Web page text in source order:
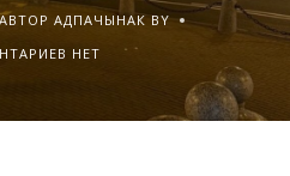
АВТОР АДПАЧЫНАК BY
НЕТ